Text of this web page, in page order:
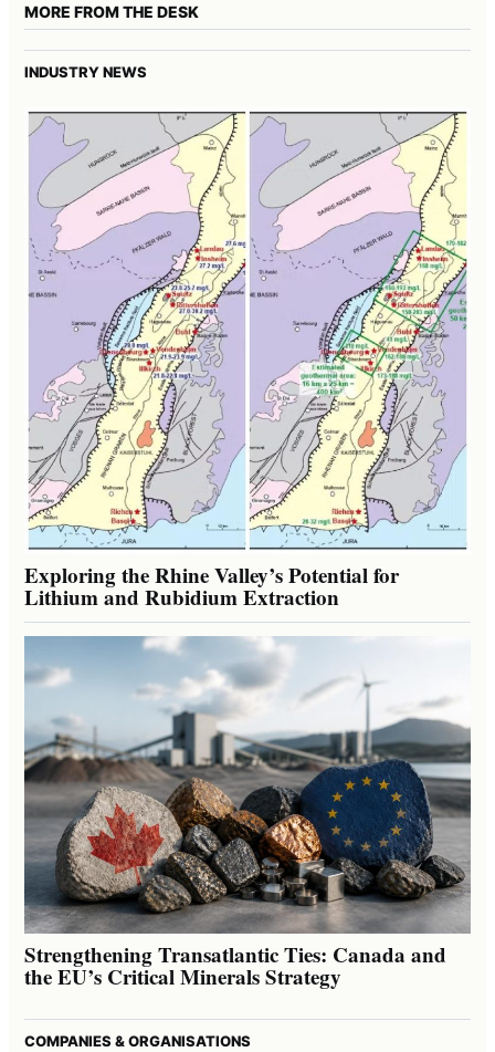
MORE FROM THE DESK
INDUSTRY NEWS
Exploring the Rhine Valley’s Potential for
Lithium and Rubidium Extraction
Strengthening Transatlantic Ties: Canada and
the EU’s Critical Minerals Strategy
COMPANIES & ORGANISATIONS